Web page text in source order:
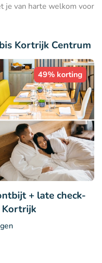
je van harte welkom voor
Kortrijk Centrum
49% korting
+ late check-
Kortrijk